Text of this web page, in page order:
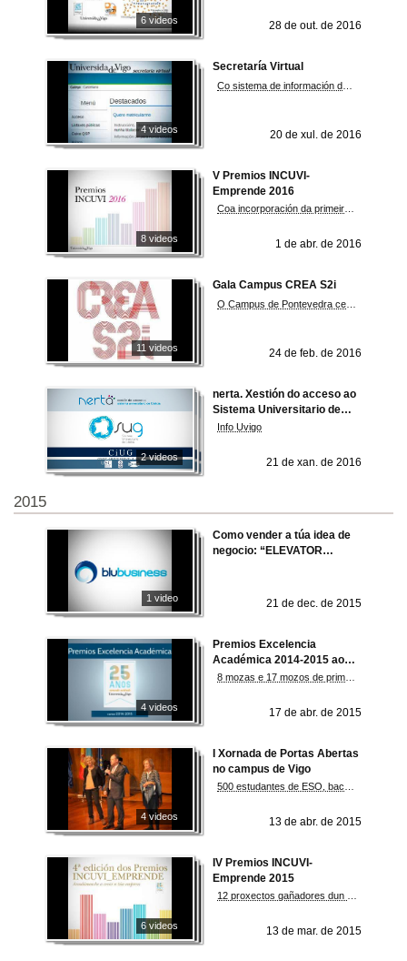
6 videos 28 de out. de 2016
4 videos
Secretaría Virtual
20 de xul. de 2016
8 videos
V Premios INCUVI-
Emprende 2016
1 de abr. de 2016
11 videos
Gala Campus CREA S2i
24 de feb. de 2016
2 videos
nerta. Xestión do acceso ao
Sistema Universitario de
Galicia.
Info Uvigo
21 de xan. de 2016
2015
1 video
Como vender a túa idea de
negocio: “ELEVATOR
21 de dec. de 2015
4 videos
Premios Excelencia
Académica 2014-2015 ao
alumnado con mellor
17 de abr. de 2015
4 videos
I Xornada de Portas Abertas
no campus de Vigo
13 de abr. de 2015
6 videos
IV Premios INCUVI-
Emprende 2015
13 de mar. de 2015